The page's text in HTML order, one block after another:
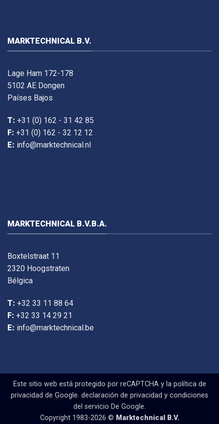
MARKTECHNICAL B.V.
Lage Ham 172-178
5102 AE Dongen
Países Bajos
T: +31 (0) 162 - 31 42 85
F: +31 (0) 162 - 32 12 12
E: info@marktechnical.nl
MARKTECHNICAL B.V.B.A.
Boxtelstraat 11
2320 Hoogstraten
Bélgica
T: +32 33 11 88 64
F: +32 33 14 29 21
E: info@marktechnical.be
Este sitio web está protegido por reCAPTCHA y la política de
privacidad de Google. declaración de privacidad y condiciones
del servicio De Google.
Copyright 1983-2026 © Marktechnical B.V.